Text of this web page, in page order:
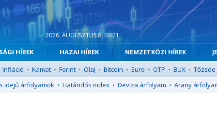
2026. AUGUSZTUS 8. 03:21
HÍREK HAZAI HÍREK NEMZETKÖZI HÍREK
Infláció • Kamat • Forint • Olaj • Bitcoin • Euro • OTP • BUX • Tőzsde
idejű árfolyamok • Határidős index • Deviza árfolyam • Arany